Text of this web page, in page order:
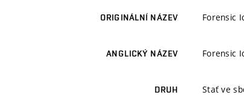
ORIGINÁLNÍ NÁZEV Forensic
ANGLICKÝ NÁZEV Forensic
DRUH Stať ve